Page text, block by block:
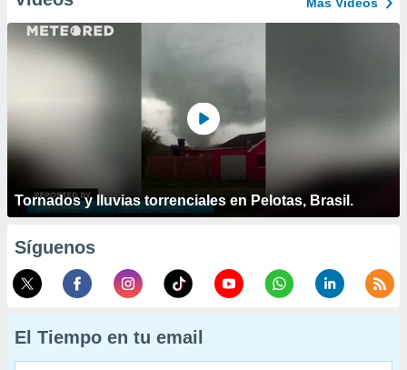
Tornados y lluvias torrenciales en Pelotas, Brasil.
Síguenos
El Tiempo en tu email